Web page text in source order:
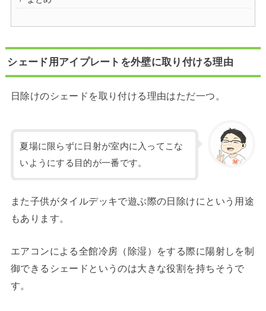
シェード用アイプレートを外壁に取り付ける理由
日除けのシェードを取り付ける理由はただ一つ。
夏場に限らずに日射が室内に入ってこな
いようにする目的が一番です。
また子供がタイルデッキで遊ぶ際の日除けにという用途
もあります。
エアコンによる全館冷房（除湿）をする際に陽射しを制
御できるシェードというのは大きな役割を持ちそうで
す。